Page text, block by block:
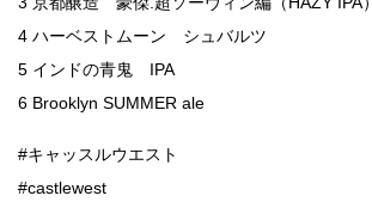
4 ハーベストムーン シュバルツ
5 インドの青鬼 IPA
6 Brooklyn SUMMER ale
#キャッスルウエスト
#castlewest